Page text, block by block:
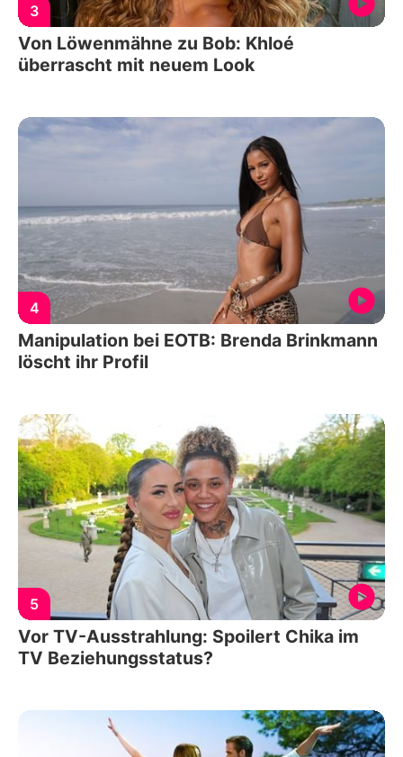
3
Von Löwenmähne zu Bob: Khloé
überrascht mit neuem Look
4
Manipulation bei EOTB: Brenda Brinkmann
löscht ihr Profil
5
Vor TV-Ausstrahlung: Spoilert Chika im
TV Beziehungsstatus?